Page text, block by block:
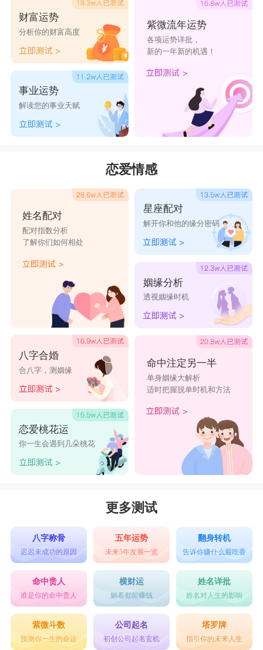
风雨桥
江南雨
唐雨虹 疏雨后
白雨初
夜雨舞 下雨天。
★雨的天
细雨宁静
枫林听雨 云雨别
财富运势
分析你的财富高度
事业运势
解读您的事业天赋
紫微流年运势
各项运势详批，
新的一年新的机遇！
恋爱情感
姓名配对
配对指数分析
了解你们如何相处
八字合婚
合八字，测姻缘
恋爱桃花运
你一生会遇到几朵桃花
星座配对
解开你和他的缘分密码
姻缘分析
透视姻缘时机
命中注定另一半
单身姻缘大解析
适时把握脱单时机和方法
更多测试
八字称骨
迟迟未成功的原因
五年运势
未来5年发展一览
翻身转机
告诉你赚什么最吃香
命中贵人
谁是你的命中贵人
横财运
躺着都能赚钱
姓名详批
姓名对人生的影响
紫微斗数
预测你一生的命运
公司起名
初创公司起名玄机
塔罗牌
指引你的未来人生